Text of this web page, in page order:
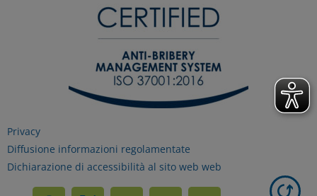
Privacy
Diffusione informazioni regolamentate
Dichiarazione di accessibilità al sito web web
Per maggiori informazioni consulta la
Informativa sui dati personali e cookie
privacy